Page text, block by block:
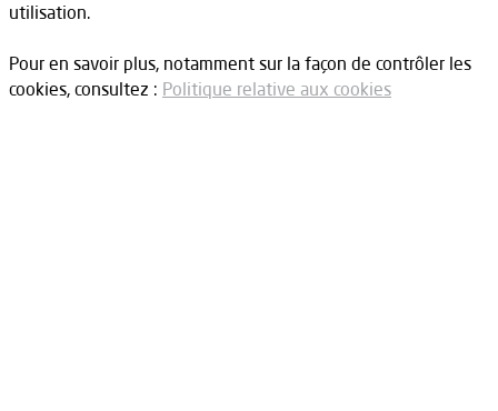
utilisation.
Pour en savoir plus, notamment sur la façon de contrôler les
cookies, consultez : Politique relative aux cookies